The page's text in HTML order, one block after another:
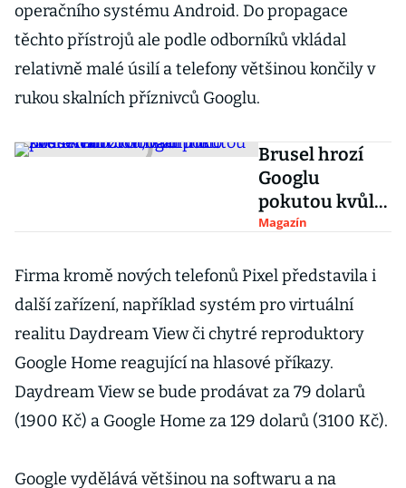
operačního systému Android. Do propagace
těchto přístrojů ale podle odborníků vkládal
relativně malé úsilí a telefony většinou končily v
rukou skalních příznivců Googlu.
Brusel hrozí
Googlu
pokutou kvůli
Androidu, vadí
dominantního
postavení
Magazín
Firma kromě nových telefonů Pixel představila i
další zařízení, například systém pro virtuální
realitu Daydream View či chytré reproduktory
Google Home reagující na hlasové příkazy.
Daydream View se bude prodávat za 79 dolarů
(1900 Kč) a Google Home za 129 dolarů (3100 Kč).
Google vydělává většinou na softwaru a na